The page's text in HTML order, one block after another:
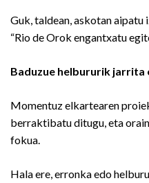
Guk, taldean, askotan aipatu
“Rio de Orok engantxatu
Baduzue helbururik jarrita
Momentuz elkartearen
berraktibatu ditugu, eta
fokua.
Hala ere, erronka edo